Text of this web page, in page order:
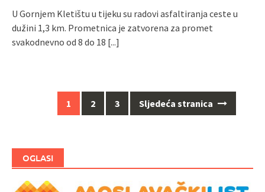
U Gornjem Kletištu u tijeku su radovi asfaltiranja ceste u
dužini 1,3 km. Prometnica je zatvorena za promet
svakodnevno od 8 do 18 [...]
Navigacija
1 2 3 Sljedeća stranica
OGLASI